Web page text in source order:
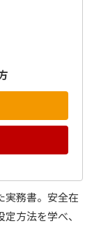
実務書。安全在
方法を学べ、